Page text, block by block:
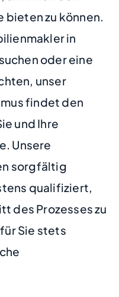
zu können.
in
suchen oder eine
unser
findet den
und Ihre
Unsere
sorgfältig
qualifiziert,
des Prozesses zu
Sie stets